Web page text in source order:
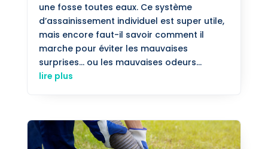
une fosse toutes eaux. Ce système
d’assainissement individuel est super utile,
mais encore faut-il savoir comment il
marche pour éviter les mauvaises
surprises… ou les mauvaises odeurs...
lire plus